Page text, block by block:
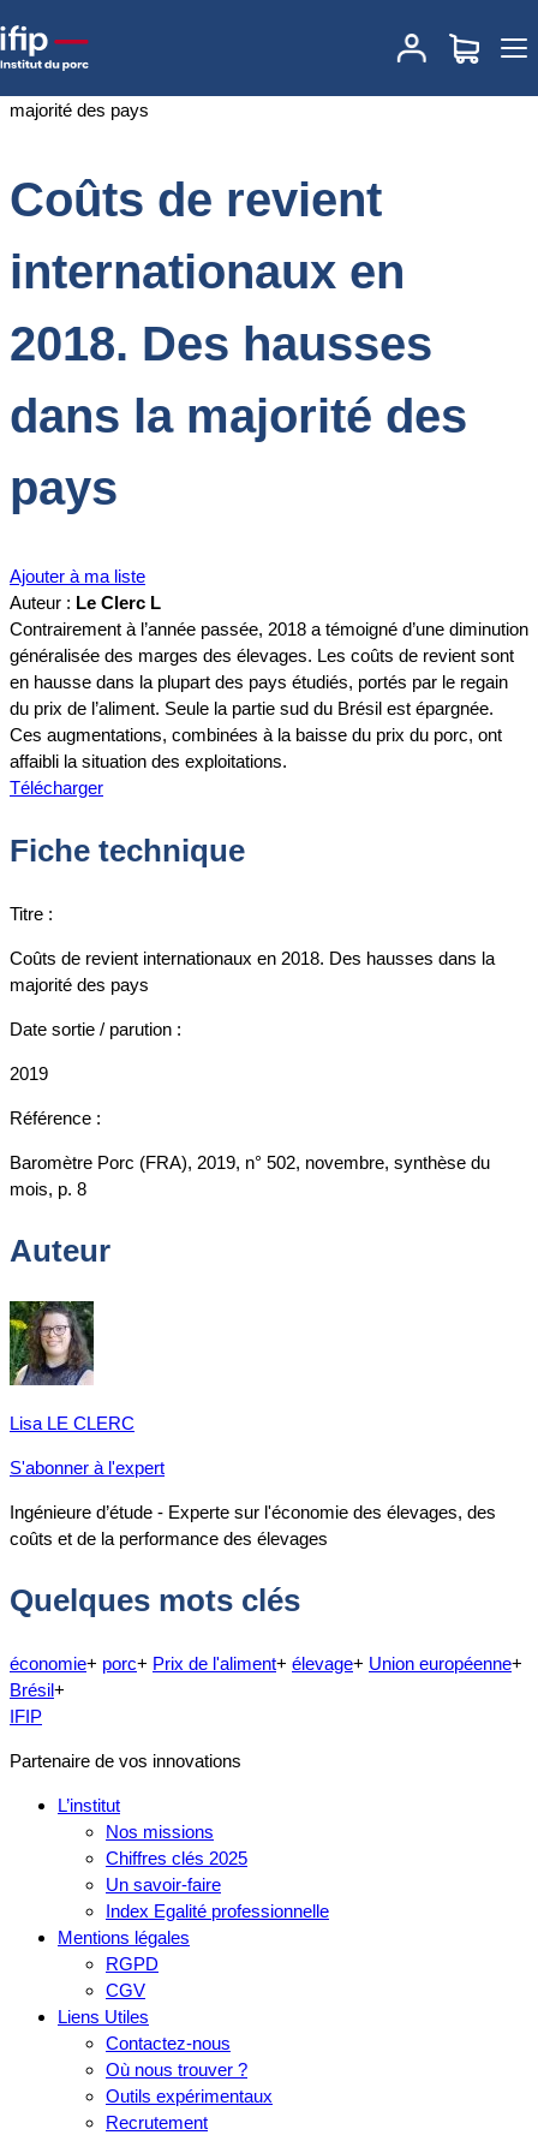
Accueil
Coûts de revient internationaux en 2018.
Des hausses dans la majorité des pays
Coûts de revient
internationaux en
2018. Des hausses
dans la majorité des
pays
Ajouter à ma liste
Auteur : Le Clerc L
Contrairement à l’année passée, 2018 a témoigné d’une diminution
généralisée des marges des élevages. Les coûts de revient sont
en hausse dans la plupart des pays étudiés, portés par le regain
du prix de l’aliment. Seule la partie sud du Brésil est épargnée.
Ces augmentations, combinées à la baisse du prix du porc, ont
affaibli la situation des exploitations.
Télécharger
Fiche technique
Titre :
Coûts de revient internationaux en 2018. Des hausses dans la
majorité des pays
Date sortie / parution :
2019
Référence :
Baromètre Porc (FRA), 2019, n° 502, novembre, synthèse du
mois, p. 8
Auteur
Lisa LE CLERC
S'abonner à l'expert
Ingénieure d’étude - Experte sur l'économie des élevages, des
coûts et de la performance des élevages
Quelques mots clés
économie+ porc+ Prix de l'aliment+ élevage+ Union européenne+
Brésil+
IFIP
Partenaire de vos innovations
L’institut
Nos missions
Chiffres clés 2025
Un savoir-faire
Index Egalité professionnelle
Mentions légales
RGPD
CGV
Liens Utiles
Contactez-nous
Où nous trouver ?
Outils expérimentaux
Recrutement